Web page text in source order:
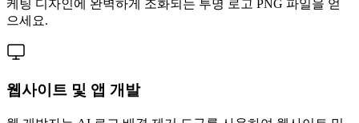
케팅 디자인에 완벽하게 조화되는 투명 로고 PNG 파일을 얻
으세요.
웹사이트 및 앱 개발